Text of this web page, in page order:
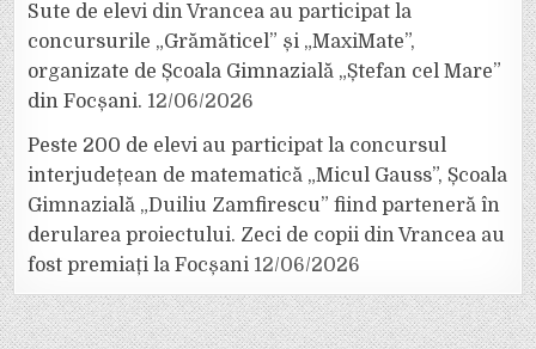
Sute de elevi din Vrancea au participat la
concursurile „Grămăticel” și „MaxiMate”,
organizate de Școala Gimnazială „Ștefan cel Mare”
din Focșani. 12/06/2026
Peste 200 de elevi au participat la concursul
interjudețean de matematică „Micul Gauss”, Școala
Gimnazială „Duiliu Zamfirescu” fiind parteneră în
derularea proiectului. Zeci de copii din Vrancea au
fost premiați la Focșani 12/06/2026